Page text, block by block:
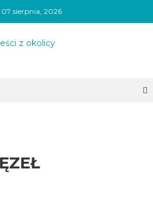
sierpnia, 2026